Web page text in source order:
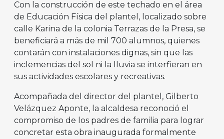
Con la construcción de este techado en el área
de Educación Física del plantel, localizado sobre
calle Karina de la colonia Terrazas de la Presa, se
beneficiará a más de mil 700 alumnos, quienes
contarán con instalaciones dignas, sin que las
inclemencias del sol ni la lluvia se interfieran en
sus actividades escolares y recreativas.
Acompañada del director del plantel, Gilberto
Velázquez Aponte, la alcaldesa reconoció el
compromiso de los padres de familia para lograr
concretar esta obra inaugurada formalmente